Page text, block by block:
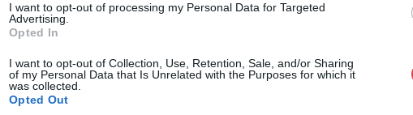
I want to opt-out of processing my Personal Data for Targeted
Advertising.
Opted In
I want to opt-out of Collection, Use, Retention, Sale, and/or Sharing
of my Personal Data that Is Unrelated with the Purposes for which it
was collected.
Opted Out